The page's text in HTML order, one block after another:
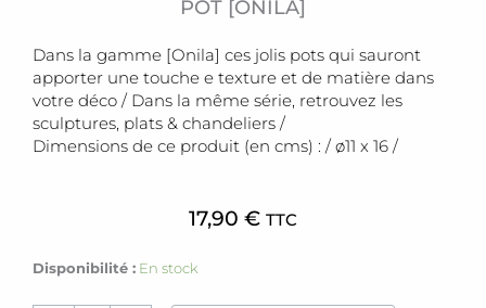
POT [ONILA]
Dans la gamme [Onila] ces jolis pots qui sauront
apporter une touche e texture et de matière dans
votre déco / Dans la même série, retrouvez les
sculptures, plats & chandeliers /
Dimensions de ce produit (en cms) : / ø11 x 16 /
17,90 € TTC
Disponibilité : En stock
quantité